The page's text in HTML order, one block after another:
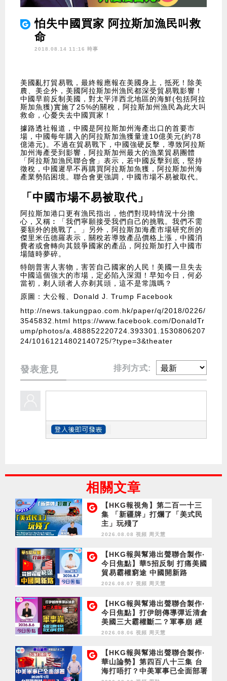
怕失中國買家 阿拉斯加漁民叫救
命
2018.08.14 11:16 時事
美國亂打貿易戰，最終報應報在美國身上，抵死！除美
農、美企外， 美國阿拉斯加州漁民都深受貿易戰影響！
中國早前反制美國， 對太平洋西北地區的海鮮(包括阿拉
斯加魚獲)實施了25%的關稅， 阿拉斯加州漁民為此大叫
救命，心憂失去中國買家！
據路透社報道，中國是阿拉斯加州海產出口的首要市
場， 中國每年購入的阿拉斯加漁獲量達10億美元(約78
億港元)。不過在貿易戰下，中國強硬反擊，導致阿拉斯
加州海產受到影響，阿拉斯加州最大的漁業貿易團體
「阿拉斯加漁民聯合會」 表示，若中國反擊到底，堅持
徵稅， 中國遲早不再購買阿拉斯加魚獲， 阿拉斯加州海
產業勢陷困境。聯合會更強調，中國市場不易被取代。
「中國市場不易被取代」
阿拉斯加港口更有漁民指出，他們對現時情況十分擔
心，又稱︰「我們寧願接受我們自己的挑戰。我們不需
要額外的挑戰了。」
另外， 阿拉斯加海產市場研究所的
傑里米伍德羅表示， 關稅若導致產品價格上漲，中國消
費者或會轉向其競爭國家的產品 ， 阿拉斯加打入中國市
場隨時夢碎。
特朗普害人害物，害苦自己國家的人民！美國一旦失去
中國這個強大的市場，定必陷入深淵！早知今日，何必
當初，剃人頭者人亦剃其頭，這不是常識嗎？
原圖：大公報、Donald J. Trump Facebook
http://news.takungpao.com.hk/paper/q/2018/0226/
3545832.html https://www.facebook.com/DonaldTr
ump/photos/a.488852220724.393301.1530806207
24/10161214802140725/?type=3&theater
發表意見 排列方式:
相關文章
【HKG報視角】第二百一十三
集 「新疆牌」打爛了「美式民
主」玩殘了
2026.08.08 視頻 周天慧
【HKG報與幫港出聲聯合製作‧
今日焦點】華5招反制 打痛美國
貿易霸權窮途 中國開新路
2026.08.07 視頻 周天慧
【HKG報與幫港出聲聯合製作‧
今日焦點】打伊朗傳導彈近清倉
美國三大霸權斷二？軍事崩 經
濟損
2026.08.06 視頻 周天慧
【HKG報與幫港出聲聯合製作‧
華山論勢】第四百八十三集 台
海打唔打？中美軍事已全面部署